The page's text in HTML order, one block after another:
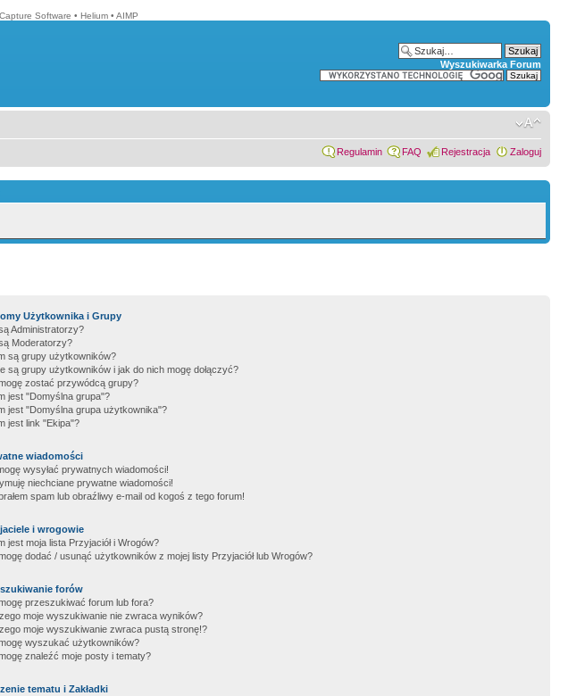
Software • Helium • AIMP
Wyszukiwarka Forum
Regulamin FAQ Rejestracja Zaloguj
Użytkownika i Grupy
Administratorzy?
Moderatorzy?
są grupy użytkowników?
są grupy użytkowników i jak do nich mogę dołączyć?
zostać przywódcą grupy?
jest "Domyślna grupa"?
jest "Domyślna grupa użytkownika"?
jest link "Ekipa"?
wiadomości
wysyłać prywatnych wiadomości!
niechciane prywatne wiadomości!
spam lub obraźliwy e-mail od kogoś z tego forum!
i wrogowie
jest moja lista Przyjaciół i Wrogów?
dodać / usunąć użytkowników z mojej listy Przyjaciół lub Wrogów?
forów
przeszukiwać forum lub fora?
moje wyszukiwanie nie zwraca wyników?
moje wyszukiwanie zwraca pustą stronę!?
wyszukać użytkowników?
znaleźć moje posty i tematy?
tematu i Zakładki